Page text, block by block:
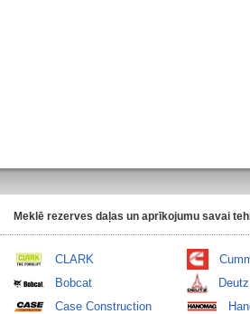
Meklē rezerves daļas un aprīkojumu savai
CLARK
Bobcat
Case Construction
Deutz